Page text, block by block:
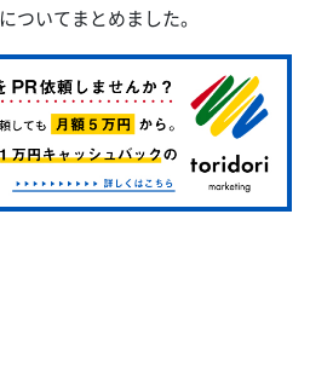
についてまとめました。